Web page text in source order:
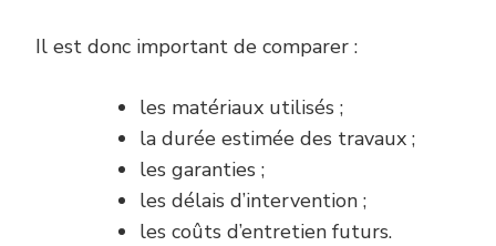
Il est donc important de comparer :
les matériaux utilisés ;
la durée estimée des travaux ;
les garanties ;
les délais d’intervention ;
les coûts d’entretien futurs.